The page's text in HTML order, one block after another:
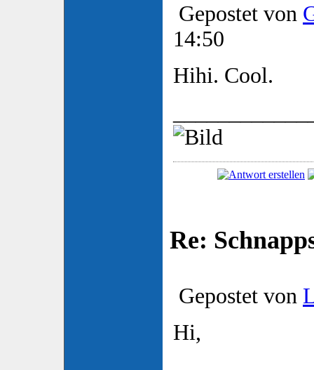
Gepostet von
14:50
Hihi. Cool.
Re:
Gepostet von
Hi,